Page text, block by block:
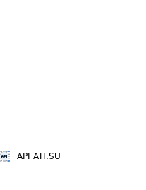
API ATI.SU